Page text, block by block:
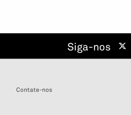
Siga-nos
Contate-nos